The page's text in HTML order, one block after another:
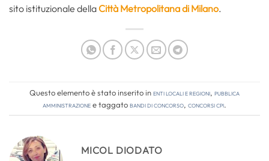
sito istituzionale dellaCittà Metropolitana di Milano.
Questo elemento è stato inserito inEnti locali e regioni, Pubblica
amministrazionee taggatobandi di concorso, concorsi cpi.
MICOL DIODATO